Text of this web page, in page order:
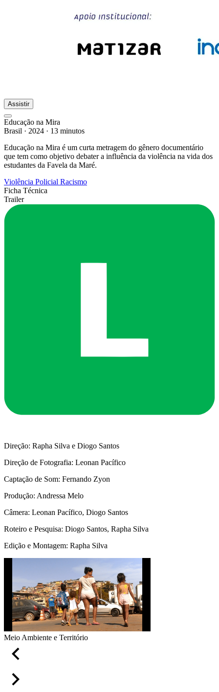
Assistir
Educação na Mira
Brasil · 2024 · 13 minutos
Educação na Mira é um curta metragem do gênero documentário
que tem como objetivo debater a influência da violência na vida dos
estudantes da Favela da Maré.
Violência Policial Racismo
Ficha Técnica
Trailer
Direção: Rapha Silva e Diogo Santos
Direção de Fotografia: Leonan Pacífico
Captação de Som: Fernando Zyon
Produção: Andressa Melo
Câmera: Leonan Pacífico, Diogo Santos
Roteiro e Pesquisa: Diogo Santos, Rapha Silva
Edição e Montagem: Rapha Silva
Meio Ambiente e Território